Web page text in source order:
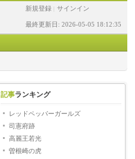
新規登録 サインイン
最終更新日: 2026-05-05 18:12:35
記事ランキング
レッドペッパーガールズ
司憲府跡
高麗王若光
曽根崎の虎